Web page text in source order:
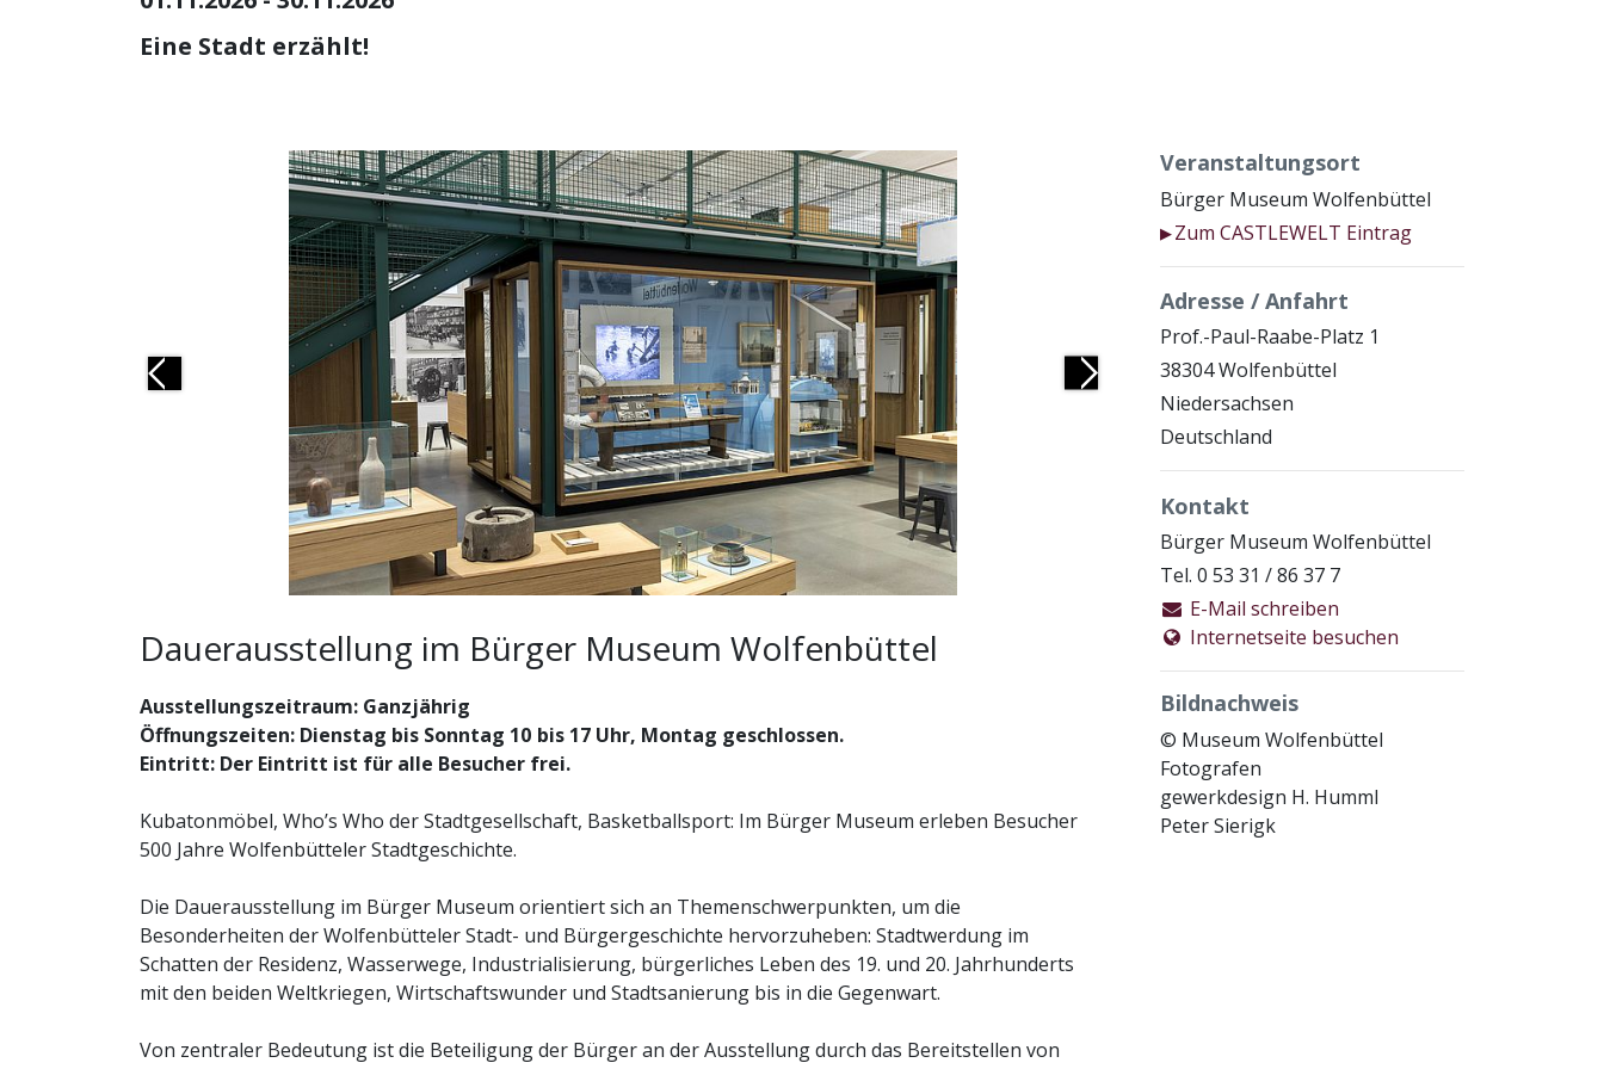
Eine Stadt erzählt!
Previous Next
Dauerausstellung im Bürger Museum Wolfenbüttel
Ausstellungszeitraum: Ganzjährig
Öffnungszeiten: Dienstag bis Sonntag 10 bis 17 Uhr, Montag geschlossen.
Eintritt: Der Eintritt ist für alle Besucher frei.
Kubatonmöbel, Who’s Who der Stadtgesellschaft, Basketballsport: Im Bürger Museum erleben Besucher
500 Jahre Wolfenbütteler Stadtgeschichte.
Die Dauerausstellung im Bürger Museum orientiert sich an Themenschwerpunkten, um die
Besonderheiten der Wolfenbütteler Stadt- und Bürgergeschichte hervorzuheben: Stadtwerdung im
Schatten der Residenz, Wasserwege, Industrialisierung, bürgerliches Leben des 19. und 20. Jahrhunderts
mit den beiden Weltkriegen, Wirtschaftswunder und Stadtsanierung bis in die Gegenwart.
Von zentraler Bedeutung ist die Beteiligung der Bürger an der Ausstellung durch das Bereitstellen von
Veranstaltungsort
Bürger Museum Wolfenbüttel
▶ Zum CASTLEWELT Eintrag
Adresse / Anfahrt
Prof.-Paul-Raabe-Platz 1
38304 Wolfenbüttel
Niedersachsen
Deutschland
Kontakt
Bürger Museum Wolfenbüttel
Tel. 0 53 31 / 86 37 7
E-Mail schreiben
Internetseite besuchen
Bildnachweis
© Museum Wolfenbüttel
Fotografen
gewerkdesign H. Humml
Peter Sierigk